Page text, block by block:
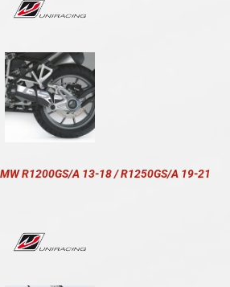
R1200GS/A 13-18 / R1250GS/A 19-21